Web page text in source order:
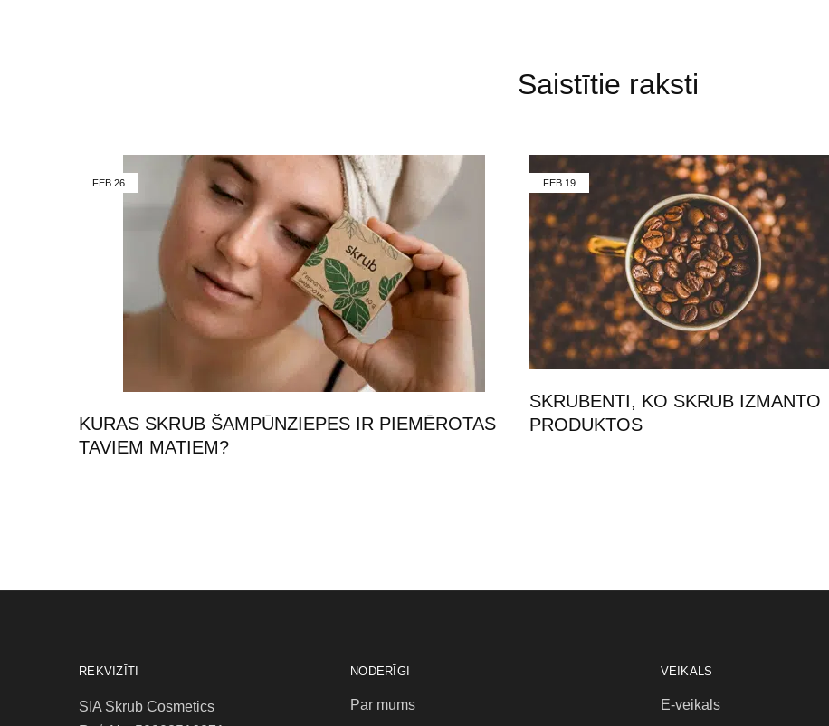
Saistītie raksti
FEB 26
KURAS SKRUB ŠAMPŪNZIEPES IR PIEMĒROTAS
TAVIEM MATIEM?
FEB 19
SKRUBENTI, KO SKRUB IZMANTO
PRODUKTOS
REKVIZĪTI
SIA Skrub Cosmetics
NODERĪGI
Par mums
VEIKALS
E-veikals